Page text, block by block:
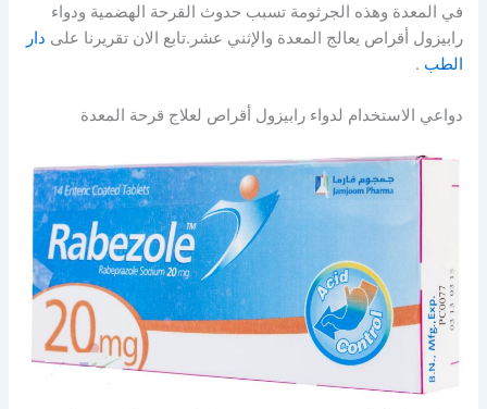
في المعدة وهذه الجرثومة تسبب حدوث القرحة الهضمية ودواء
رابيزول أقراص يعالج المعدة والإثني عشر.تابع الان تقريرنا على دار
الطب .
دواعي الاستخدام لدواء رابيزول أقراص لعلاج قرحة المعدة